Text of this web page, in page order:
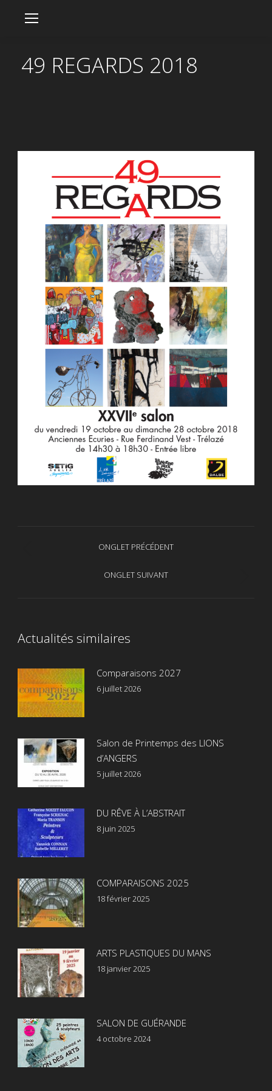
49 REGARDS 2018
NavigationONGLET PRÉCÉDENT
précédent
ONGLET SUIVANT
Actualités similaires
Comparaisons 2027
6 juillet 2026
Salon de Printemps des LIONS
d’ANGERS
5 juillet 2026
DU RÊVE À L’ABSTRAIT
8 juin 2025
COMPARAISONS 2025
18 février 2025
ARTS PLASTIQUES DU MANS
18 janvier 2025
SALON DE GUÉRANDE
4 octobre 2024